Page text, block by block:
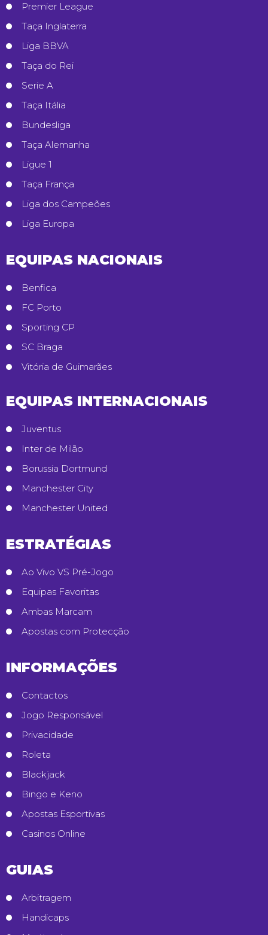
Premier League
Taça Inglaterra
Liga BBVA
Taça do Rei
Serie A
Taça Itália
Bundesliga
Taça Alemanha
Ligue 1
Taça França
Liga dos Campeões
Liga Europa
EQUIPAS NACIONAIS
Benfica
FC Porto
Sporting CP
SC Braga
Vitória de Guimarães
EQUIPAS INTERNACIONAIS
Juventus
Inter de Milão
Borussia Dortmund
Manchester City
Manchester United
ESTRATÉGIAS
Ao Vivo VS Pré-Jogo
Equipas Favoritas
Ambas Marcam
Apostas com Protecção
INFORMAÇÕES
Contactos
Jogo Responsável
Privacidade
Roleta
Blackjack
Bingo e Keno
Apostas Esportivas
Casinos Online
GUIAS
Arbitragem
Handicaps